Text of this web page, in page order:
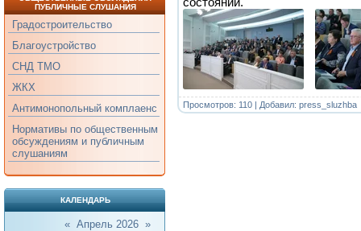
ПУБЛИЧНЫЕ СЛУШАНИЯ
Градостроительство
Благоустройство
СНД ТМО
ЖКХ
Антимонопольный комплаенс
Нормативы по общественным
обсуждениям и публичным
слушаниям
КАЛЕНДАРЬ
« Апрель 2026 »
Просмотров: 110 | Добавил: press_sluzhba